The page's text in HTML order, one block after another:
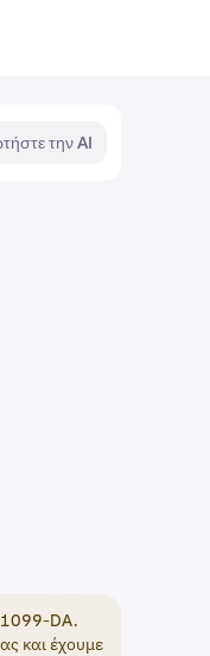
την AI
1099-DA.
και έχουμε